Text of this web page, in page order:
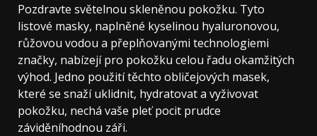
Pozdravte světelnou skleněnou pokožku. Tyto
listové masky, naplněné kyselinou hyaluronovou,
růžovou vodou a přeplňovanými technologiemi
značky, nabízejí pro pokožku celou řadu okamžitých
výhod. Jedno použití těchto obličejových masek,
které se snaží uklidnit, hydratovat a vyživovat
pokožku, nechá vaše pleť pocit prudce
záviděníhodnou záři.